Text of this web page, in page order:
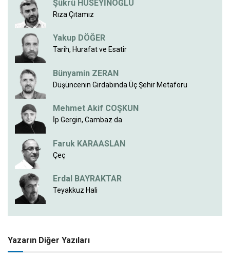
Şükrü HÜSEYİNOĞLU
Rıza Çıtamız
Yakup DÖĞER
Tarih, Hurafat ve Esatir
Bünyamin ZERAN
Düşüncenin Girdabında Üç Şehir Metaforu
Mehmet Akif COŞKUN
İp Gergin, Cambaz da
Faruk KARAASLAN
Çeç
Erdal BAYRAKTAR
Teyakkuz Hali
Yazarın Diğer Yazıları